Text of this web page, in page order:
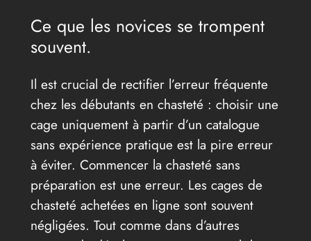
Ce que les novices se trompent
souvent.
Il est crucial de rectifier l’erreur fréquente
chez les débutants en chasteté : choisir une
cage uniquement à partir d’un catalogue
sans expérience pratique est la pire erreur
à éviter. Commencer la chasteté sans
préparation est une erreur. Les cages de
chasteté achetées en ligne sont souvent
négligées. Tout comme dans d’autres